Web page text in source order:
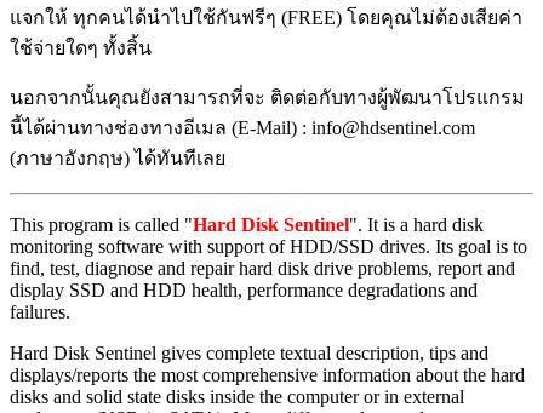
แจกให้ ทุกคนได้นำไปใช้กันฟรีๆ (FREE) โดยคุณไม่ต้องเสียค่า
ใช้จ่ายใดๆ ทั้งสิ้น
นอกจากนั้นคุณยังสามารถที่จะ ติดต่อกับทางผู้พัฒนาโปรแกรม
นี้ได้ผ่านทางช่องทางอีเมล (E-Mail) : info@hdsentinel.com
(ภาษาอังกฤษ) ได้ทันทีเลย
This program is called "Hard Disk Sentinel". It is a hard disk
monitoring software with support of HDD/SSD drives. Its goal is to
find, test, diagnose and repair hard disk drive problems, report and
display SSD and HDD health, performance degradations and
failures.
Hard Disk Sentinel gives complete textual description, tips and
displays/reports the most comprehensive information about the hard
disks and solid state disks inside the computer or in external